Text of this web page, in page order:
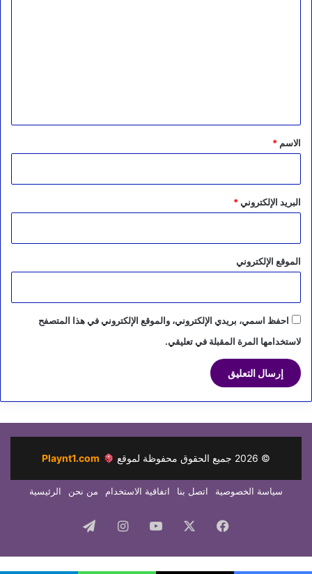
*
الاسم *
البريد الإلكتروني*
الموقع الإلكتروني
احفظ اسمي، بريدي الإلكتروني، والموقع الإلكتروني في هذا المتصفح
لاستخدامها المرة المقبلة في تعليقي.
©
2026 جميع الحقوق محفوظة لموقع Playnt1.com
سياسة الخصوصية اتصل بنا اتفاقية الاستخدام من نحن الرئيسية
فيسبوك ‫YouTubeانستقرامتيلقرام